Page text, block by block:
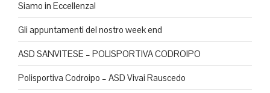
Siamo in Eccellenza!
Gli appuntamenti del nostro week end
ASD SANVITESE – POLISPORTIVA CODROIPO
Polisportiva Codroipo – ASD Vivai Rauscedo